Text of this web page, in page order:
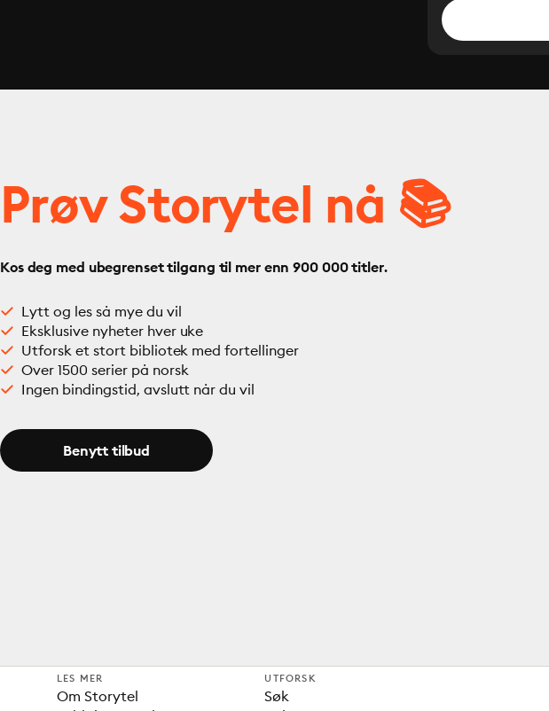
Prøv Storytel nå 📚
Kos deg med ubegrenset tilgang til mer enn 900 000 titler.
Lytt og les så mye du vil
Eksklusive nyheter hver uke
Utforsk et stort bibliotek med fortellinger
Over 1500 serier på norsk
Ingen bindingstid, avslutt når du vil
Benytt tilbud
LES MER
Om Storytel
UTFORSK
Søk